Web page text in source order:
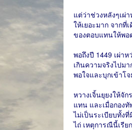
แต่ว่าช่วงหลังๆเผ่
ให้เยอะมาก จาก
ของตอบแทนให้พอ
พอถึงปี 1449 เผ่า
เกินความจริงไปม
พอใจและบุกเข้าโ
หวางเจิ้นยุยงให้จั
แทน และเมื่อกอง
ไม่เป็นระเบียบทั้ง
ไถ่ เหตุการณืนี้เรีย